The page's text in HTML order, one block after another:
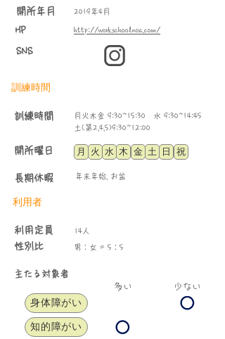
​開所年月
HP
SNS
2019年4月
http://workschoolnoa.com/
訓練時間
​訓練時間
月火木金 9:30~15:30 水 9:30~14:45
土(第2,4,5)9:30~12:00
​開所曜日 月 火 水 木 金 土 日 祝
長期休暇 年末年始, お盆
利用者
​利用定員
性別比
14人
男：女 = 5：5
​主たる対象者
​多い
身体障がい
知的障がい
少ない